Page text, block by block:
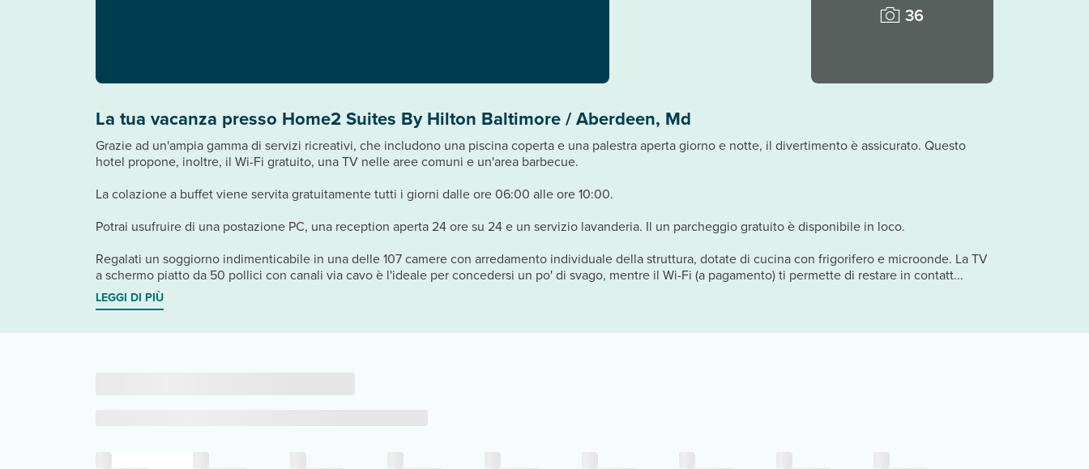
36
La tua vacanza presso Home2 Suites By Hilton Baltimore / Aberdeen, Md
Grazie ad un'ampia gamma di servizi ricreativi, che includono una piscina coperta e una palestra aperta giorno e notte, il divertimento è assicurato. Questo
hotel propone, inoltre, il Wi-Fi gratuito, una TV nelle aree comuni e un'area barbecue.
La colazione a buffet viene servita gratuitamente tutti i giorni dalle ore 06:00 alle ore 10:00.
Potrai usufruire di una postazione PC, una reception aperta 24 ore su 24 e un servizio lavanderia. Il un parcheggio gratuito è disponibile in loco.
Regalati un soggiorno indimenticabile in una delle 107 camere con arredamento individuale della struttura, dotate di cucina con frigorifero e microonde. La TV
a schermo piatto da 50 pollici con canali via cavo è l'ideale per concedersi un po' di svago, mentre il Wi-Fi (a pagamento) ti permette di restare in contatt...
LEGGI DI PIÙ